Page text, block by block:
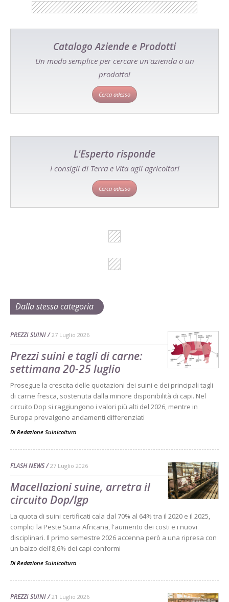
Catalogo Aziende e Prodotti
Un modo semplice per cercare un'azienda o un
prodotto!
Cerca adesso
L'Esperto risponde
I consigli di Terra e Vita agli agricoltori
Cerca adesso
Dalla stessa categoria
PREZZI SUINI 27 Luglio 2026
Prezzi suini e tagli di carne:
settimana 20-25 luglio
Prosegue la crescita delle quotazioni dei suini e dei principali tagli
di carne fresca, sostenuta dalla minore disponibilità di capi. Nel
circuito Dop si raggiungono i valori più alti del 2026, mentre in
Europa prevalgono andamenti differenziati
Di Redazione Suinicoltura -
FLASH NEWS 27 Luglio 2026
Macellazioni suine, arretra il
circuito Dop/Igp
La quota di suini certificati cala dal 70% al 64% tra il 2020 e il 2025,
complici la Peste Suina Africana, l'aumento dei costi e i nuovi
disciplinari. Il primo semestre 2026 accenna però a una ripresa con
un balzo dell'8,6% dei capi conformi
Di Redazione Suinicoltura -
PREZZI SUINI 21 Luglio 2026